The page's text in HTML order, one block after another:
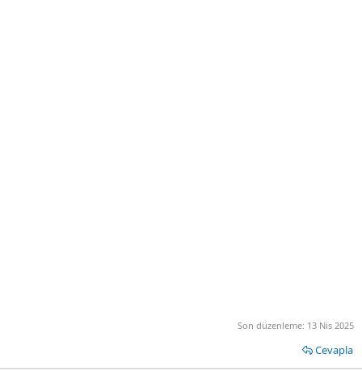
Son düzenleme: 13 Nis 2025
Cevapla